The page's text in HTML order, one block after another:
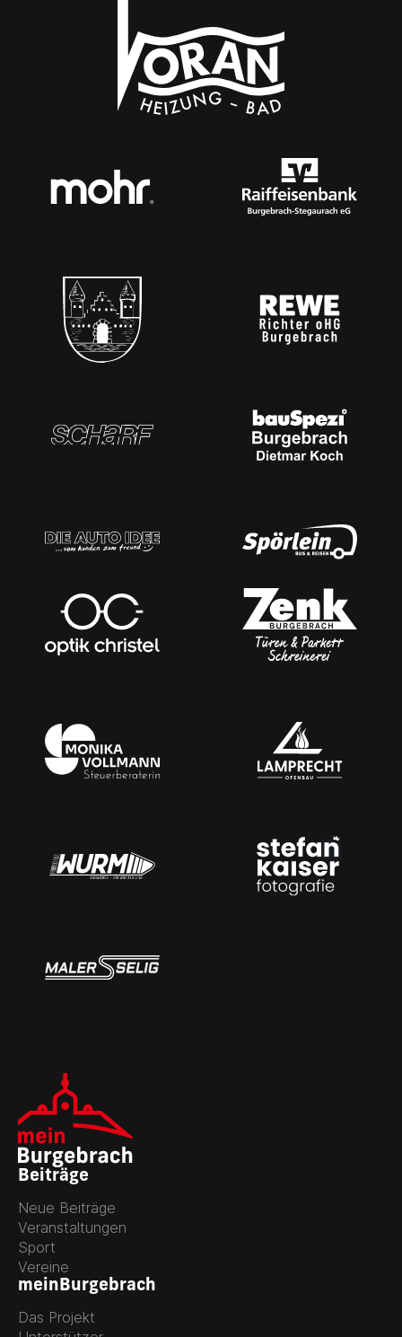
Beiträge
Neue Beiträge
Veranstaltungen
Sport
Vereine
meinBurgebrach
Das Projekt